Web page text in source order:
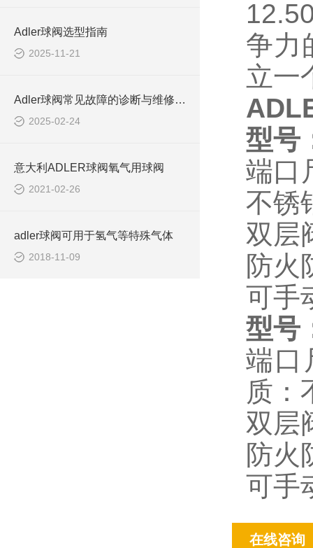
Adler球阀选型指南
2025-11-21
Adler球阀常见故障的诊断与维修方法
2025-02-24
意大利ADLER球阀氧气用球阀
2021-02-26
adler球阀可用于氢气等特殊气体
2018-11-09
争力
立一
型号
端口
不锈
双层
防火
可手
型号
端口
质：
双层
防火
可手
在线咨询